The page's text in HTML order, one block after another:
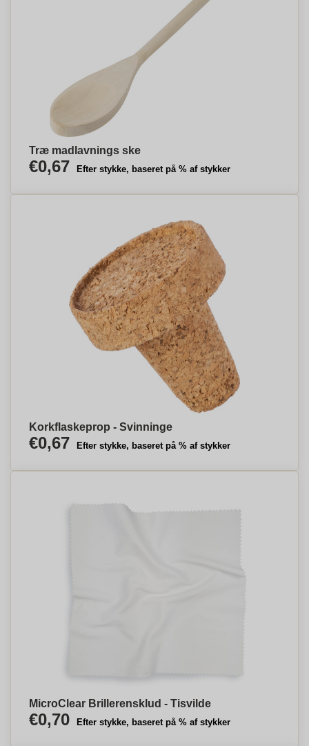
Træ madlavnings ske
€0,67 Efter stykke, baseret på % af stykker
Korkflaskeprop - Svinninge
€0,67 Efter stykke, baseret på % af stykker
MicroClear Brillerensklud - Tisvilde
€0,70 Efter stykke, baseret på % af stykker